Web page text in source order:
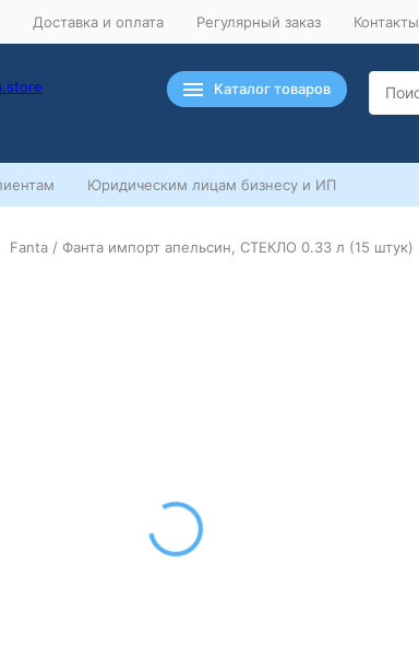
Доставка и оплата Регулярный заказ Контакты
Каталог товаров
Юридическим лицам бизнесу и ИП
Fanta / Фанта импорт апельсин, СТЕКЛО 0.33 л (15 штук)